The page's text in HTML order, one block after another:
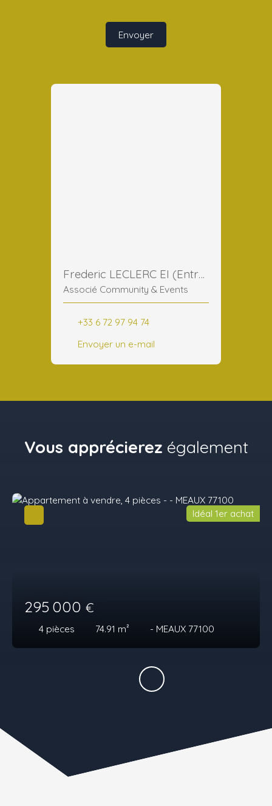
Envoyer
Frederic LECLERC EI (Entreprise Individuelle)
Associé Community & Events
+33 6 72 97 94 74
Envoyer un e-mail
Vous apprécierez également
295 000 €
4 pièces 74.91 m² - MEAUX 77100
Idéal 1er achat